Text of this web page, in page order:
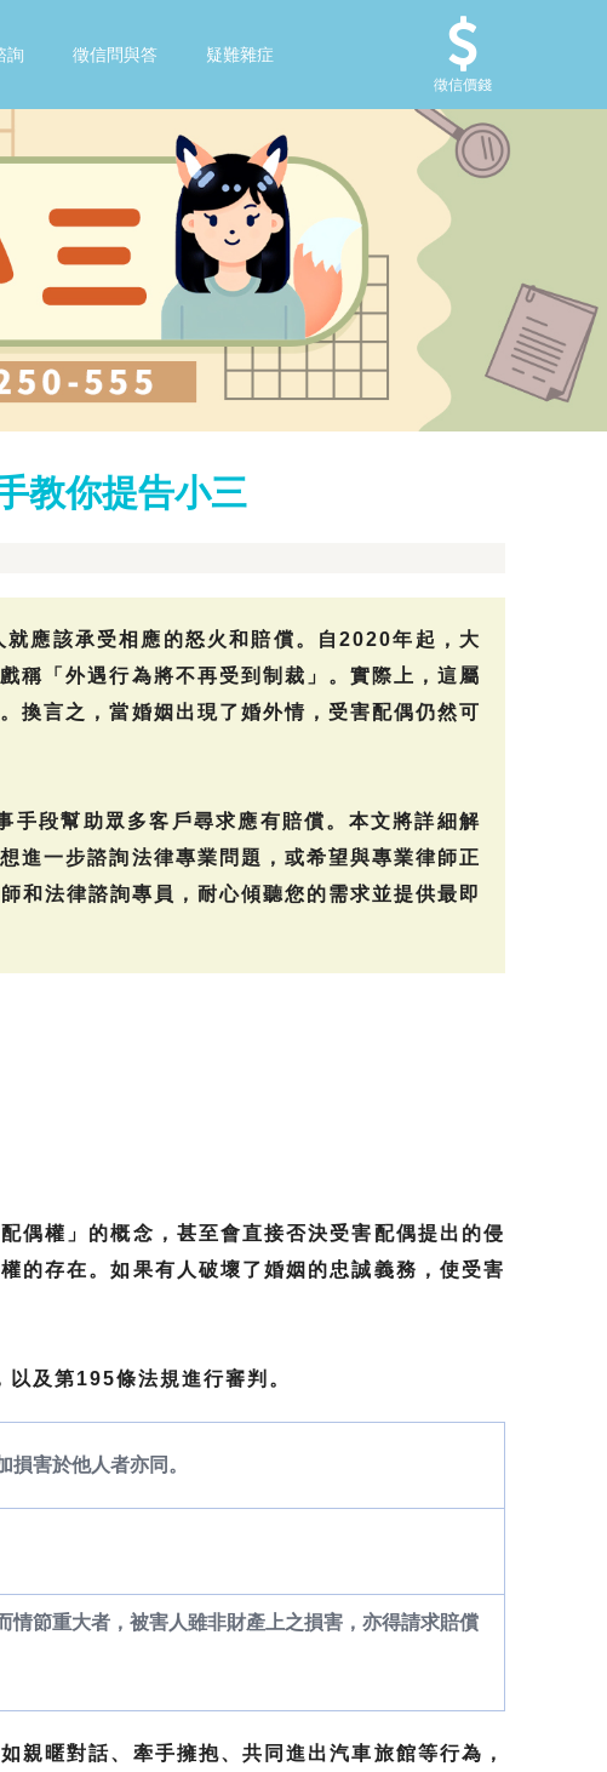
詢 徵信問與答 疑難雜症
徵信價錢
教你提告小三
應該承受相應的怒火和賠償。自2020年起，大
稱「外遇行為將不再受到制裁」。實際上，這屬
換言之，當婚姻出現了婚外情，受害配偶仍然可
手段幫助眾多客戶尋求應有賠償。本文將詳細解
進一步諮詢法律專業問題，或希望與專業律師正
和法律諮詢專員，耐心傾聽您的需求並提供最即
偶權」的概念，甚至會直接否決受害配偶提出的侵
的存在。如果有人破壞了婚姻的忠誠義務，使受害
及第195條法規進行審判。
害於他人者亦同。
節重大者，被害人雖非財產上之損害，亦得請求賠償
親暱對話、牽手擁抱、共同進出汽車旅館等行為，